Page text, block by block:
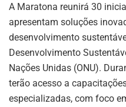
A Maratona reunirá 30
apresentam soluções
desenvolvimento
Desenvolvimento
Nações Unidas (ONU).
terão acesso a
especializadas, com foco